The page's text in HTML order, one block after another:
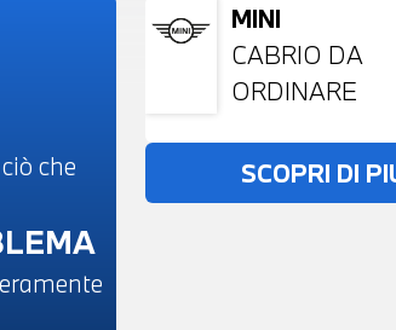
che
MINI
CABRIO DA
ORDINARE
SCOPRI DI